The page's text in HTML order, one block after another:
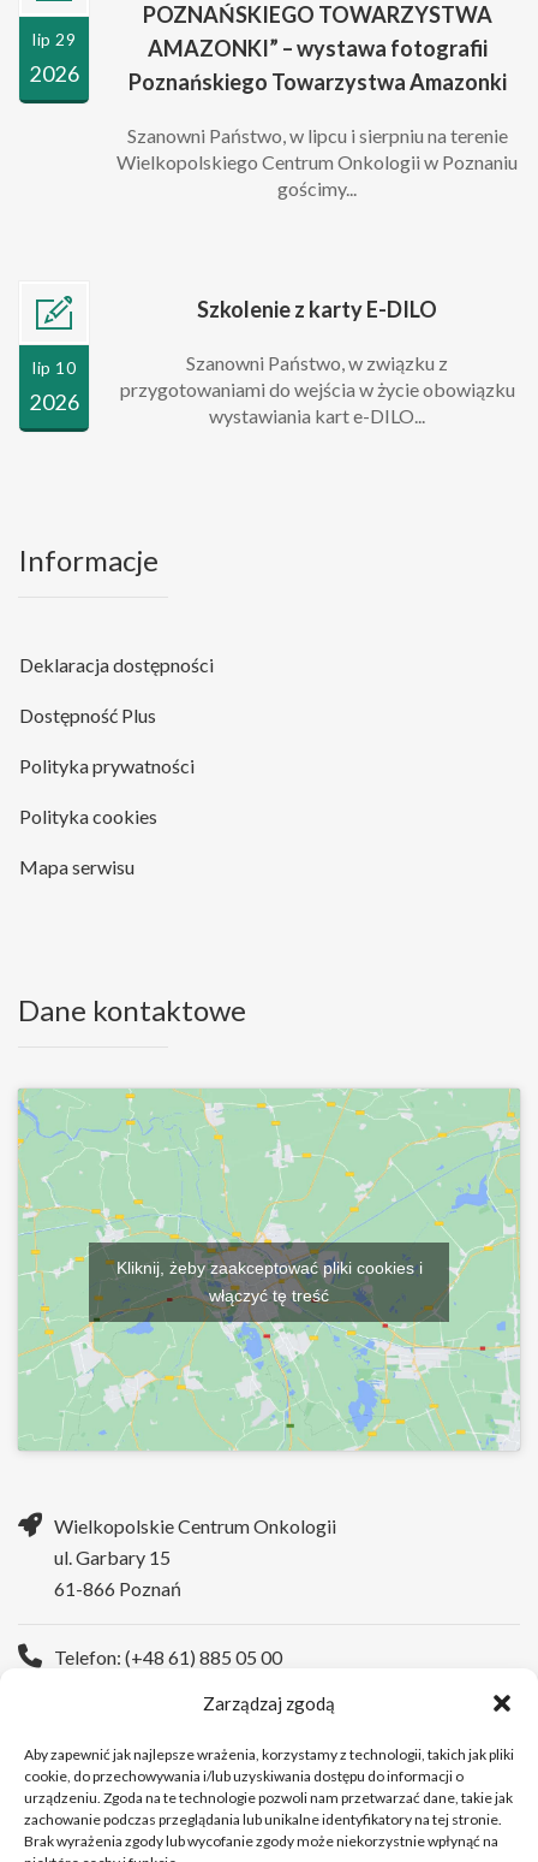
Zarządzaj zgodą
Aby zapewnić jak najlepsze wrażenia, korzystamy z technologii, takich jak pliki
cookie, do przechowywania i/lub uzyskiwania dostępu do informacji o
urządzeniu. Zgoda na te technologie pozwoli nam przetwarzać dane, takie jak
zachowanie podczas przeglądania lub unikalne identyfikatory na tej stronie.
Brak wyrażenia zgody lub wycofanie zgody może niekorzystnie wpłynąć na
lip 29
2026
POZNAŃSKIEGO TOWARZYSTWA
AMAZONKI” – wystawa fotografii
Poznańskiego Towarzystwa Amazonki
Szanowni Państwo, w lipcu i sierpniu na terenie
Wielkopolskiego Centrum Onkologii w Poznaniu
gościmy...
lip 10
2026
Szkolenie z karty E-DILO
Szanowni Państwo, w związku z
przygotowaniami do wejścia w życie obowiązku
wystawiania kart e-DILO...
Informacje
Deklaracja dostępności
Dostępność Plus
Polityka prywatności
Polityka cookies
Mapa serwisu
Dane kontaktowe
Kliknij, żeby zaakceptować pliki cookies i
włączyć tę treść
Wielkopolskie Centrum Onkologii
ul. Garbary 15
61-866 Poznań
Telefon: (+48 61) 885 05 00